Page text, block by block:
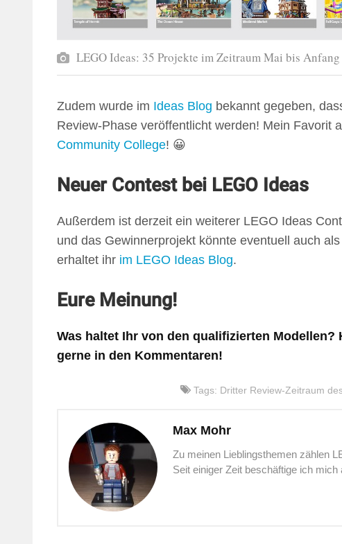
LEGO Ideas: 35 Projekte im Zeitraum Mai bis
Zudem wurde im Ideas Blog bekannt gegeben,
Review-Phase veröffentlicht werden! Mein Favorit
Community College! 😀
Neuer Contest bei LEGO Ideas
Außerdem ist derzeit ein weiterer LEGO Ideas
und das Gewinnerprojekt könnte eventuell auch
erhaltet ihr im LEGO Ideas Blog.
Eure Meinung!
Was haltet Ihr von den qualifizierten
gerne in den Kommentaren!
Tags: Dritter Review-Zeitraum
Max Mohr
Zu meinen Lieblingsthemen zählen
Seit einiger Zeit beschäftige ich